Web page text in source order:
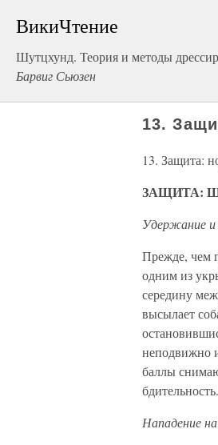
ВикиЧтение
Шутцхунд. Теория и методы
Барвиг Сьюзен
13.
13. Защита:
ЗАЩИТА:
Удержание и
Прежде, чем
одним из
середину
высылает
неподвижно
баллы
бдительность.
Нападение